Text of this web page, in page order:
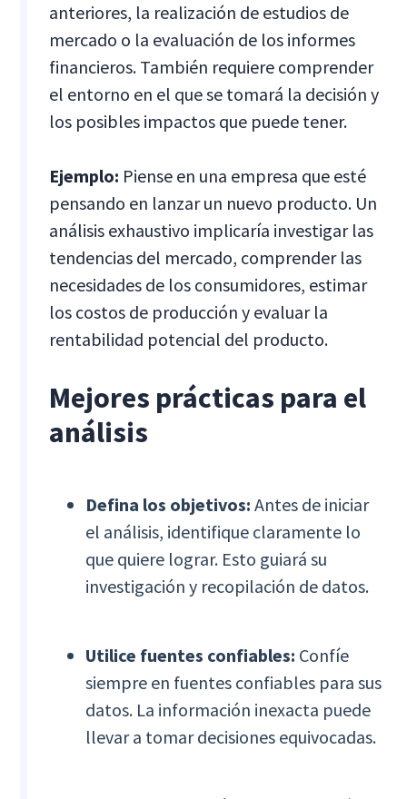
anteriores, la realización de estudios de
mercado o la evaluación de los informes
financieros. También requiere comprender
el entorno en el que se tomará la decisión y
los posibles impactos que puede tener.
Ejemplo: Piense en una empresa que esté
pensando en lanzar un nuevo producto. Un
análisis exhaustivo implicaría investigar las
tendencias del mercado, comprender las
necesidades de los consumidores, estimar
los costos de producción y evaluar la
rentabilidad potencial del producto.
Mejores prácticas para el
análisis
Defina los objetivos: Antes de iniciar
el análisis, identifique claramente lo
que quiere lograr. Esto guiará su
investigación y recopilación de datos.
Utilice fuentes confiables: Confíe
siempre en fuentes confiables para sus
datos. La información inexacta puede
llevar a tomar decisiones equivocadas.